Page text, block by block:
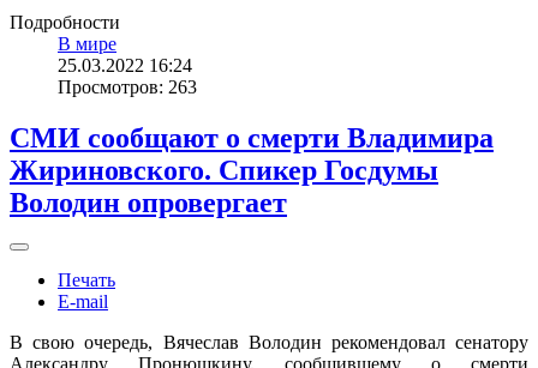
Подробности
В мире
25.03.2022 16:24
Просмотров: 263
СМИ сообщают о смерти Владимира
Жириновского. Спикер Госдумы
Володин опровергает
Печать
E-mail
В свою очередь, Вячеслав Володин рекомендовал сенатору
Александру Пронюшкину, сообщившему о смерти